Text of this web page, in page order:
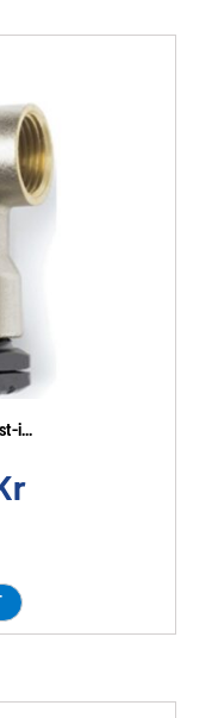
i...